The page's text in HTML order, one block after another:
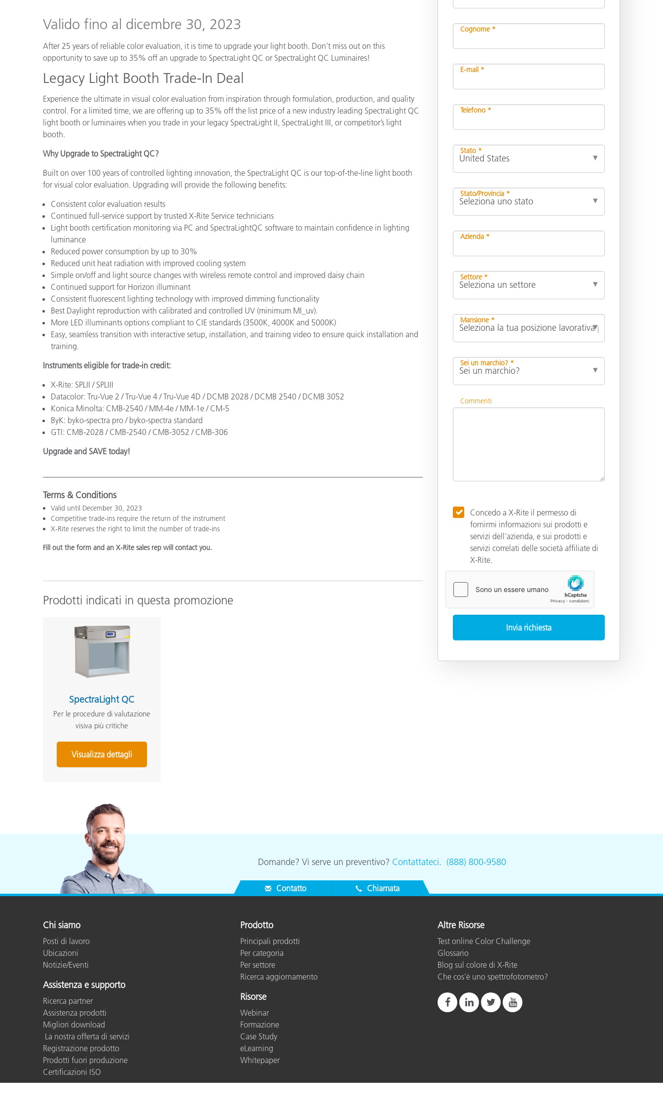
Materiali per l’edilizia
Beni Durevoli
Valido fino al dicembre 30, 2023
After 25 years of reliable color evaluation, it is time to upgrade your light booth. Don’t miss out on this
opportunity to save up to 35% off an upgrade to SpectraLight QC or SpectraLight QC Luminaires!
Legacy Light Booth Trade-In Deal
Experience the ultimate in visual color evaluation from inspiration through formulation, production, and quality
control. For a limited time, we are offering up to 35% off the list price of a new industry leading SpectraLight QC
light booth or luminaires when you trade in your legacy SpectraLight II, SpectraLight III, or competitor’s light
booth.
Why Upgrade to SpectraLight QC?
Built on over 100 years of controlled lighting innovation, the SpectraLight QC is our top-of-the-line light booth
for visual color evaluation. Upgrading will provide the following benefits:
Consistent color evaluation results
Continued full-service support by trusted X-Rite Service technicians
Light booth certification monitoring via PC and SpectraLightQC software to maintain confidence in lighting
luminance
Reduced power consumption by up to 30%
Reduced unit heat radiation with improved cooling system
Simple on/off and light source changes with wireless remote control and improved daisy chain
Continued support for Horizon illuminant
Consistent fluorescent lighting technology with improved dimming functionality
Best Daylight reproduction with calibrated and controlled UV (minimum MI_uv).
More LED illuminants options compliant to CIE standards (3500K, 4000K and 5000K)
Easy, seamless transition with interactive setup, installation, and training video to ensure quick installation and
training.
Instruments eligible for trade-in credit:
X-Rite: SPLII / SPLIII
Datacolor: Tru-Vue 2 / Tru-Vue 4 / Tru-Vue 4D / DCMB 2028 / DCMB 2540 / DCMB 3052
Konica Minolta: CMB-2540 / MM-4e / MM-1e / CM-5
ByK: byko-spectra pro / byko-spectra standard
GTI: CMB-2028 / CMB-2540 / CMB-3052 / CMB-306
Upgrade and SAVE today!
Terms & Conditions
Valid until December 30, 2023
Competitive trade-ins require the return of the instrument
X-Rite reserves the right to limit the number of trade-ins
Fill out the form and an X-Rite sales rep will contact you.
Prodotti indicati in questa promozione
SpectraLight QC
Per le procedure di valutazione
visiva più critiche
Visualizza dettagli
Cognome *
E-mail *
Telefono *
Stato *
Stato/Provincia *
Azienda *
Settore *
Mansione *
Sei un marchio? *
Commenti
Concedo a X-Rite il permesso di
fornirmi informazioni sui prodotti e
servizi dell'azienda, e sui prodotti e
servizi correlati delle società affiliate di
X-Rite.
Domande? Vi serve un preventivo? Contattateci. (888) 800-9580
Contatto Chiamata
Chi siamo
Posti di lavoro
Ubicazioni
Notizie/Eventi
Assistenza e supporto
Ricerca partner
Assistenza prodotti
Migliori download
La nostra offerta di servizi
Registrazione prodotto
Prodotti fuori produzione
Certificazioni ISO
Prodotto
Principali prodotti
Per categoria
Per settore
Ricerca aggiornamento
Risorse
Webinar
Formazione
Case Study
eLearning
Whitepaper
Altre Risorse
Test online Color Challenge
Glossario
Blog sul colore di X-Rite
Che cos’è uno spettrofotometro?